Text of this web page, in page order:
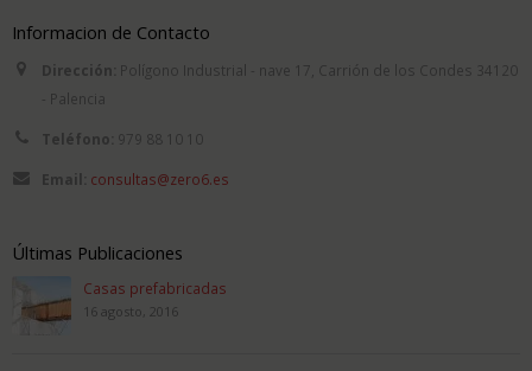
Informacion de Contacto
Dirección: Polígono Industrial - nave 17, Carrión de los Condes 34120
- Palencia
Teléfono: 979 88 10 10
Email: consultas@zero6.es
Últimas Publicaciones
Casas prefabricadas
16 agosto, 2016